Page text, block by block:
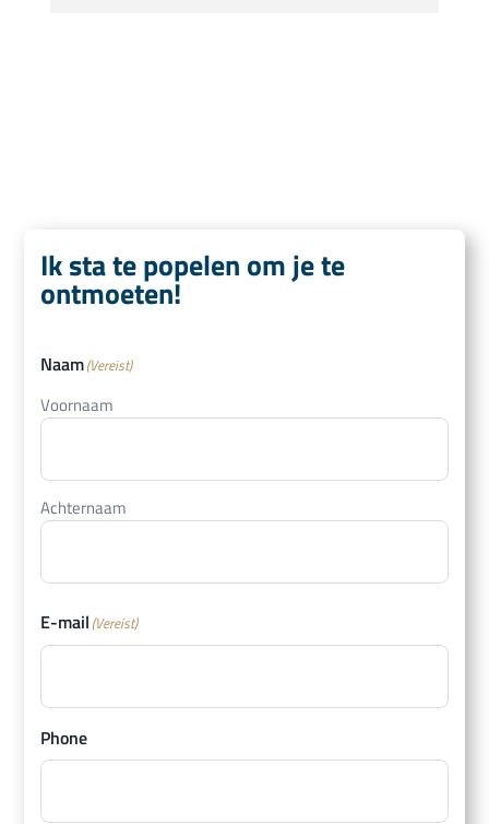
Ik sta te popelen om je te
ontmoeten!
Naam(Vereist)
Voornaam
Achternaam
E-mail (Vereist)
Phone